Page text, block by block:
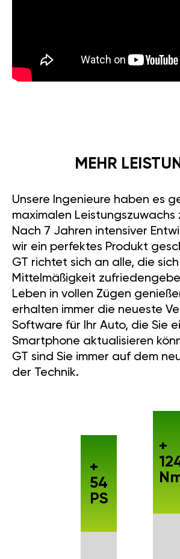
MEHR
Unsere Ingenieure haben es
maximalen Leistungszuwachs
Nach 7 Jahren intensiver
wir ein perfektes Produkt
GT richtet sich an alle, die
Mittelmäßigkeit
Leben in vollen Zügen
erhalten immer die neueste
Software für Ihr Auto, die Sie
Smartphone aktualisieren
GT sind Sie immer auf dem
der Technik.
+
54
PS
+